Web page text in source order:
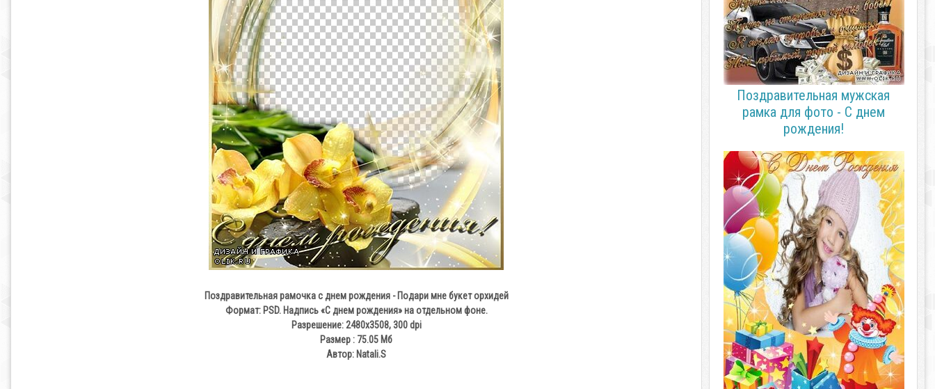
Поздравительная рамочка с днем рождения - Подари мне букет орхидей
Формат: PSD. Надпись «С днем рождения» на отдельном фоне.
Разрешение: 2480x3508, 300 dpi
Размер : 75.05 Мб
Автор: Natali.S
Поздравительная мужская
рамка для фото - С днем
рождения!